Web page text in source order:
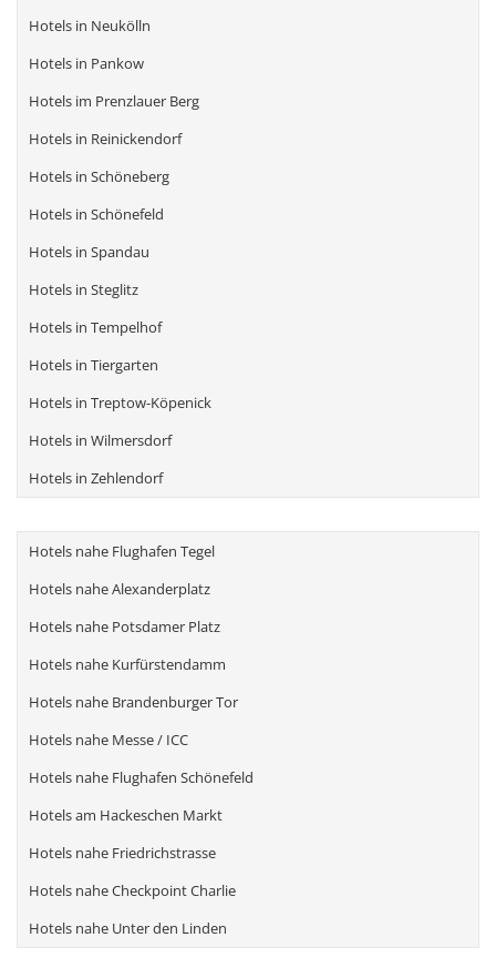
Hotels in Neukölln
Hotels in Pankow
Hotels im Prenzlauer Berg
Hotels in Reinickendorf
Hotels in Schöneberg
Hotels in Schönefeld
Hotels in Spandau
Hotels in Steglitz
Hotels in Tempelhof
Hotels in Tiergarten
Hotels in Treptow-Köpenick
Hotels in Wilmersdorf
Hotels in Zehlendorf
Hotels nahe Flughafen Tegel
Hotels nahe Alexanderplatz
Hotels nahe Potsdamer Platz
Hotels nahe Kurfürstendamm
Hotels nahe Brandenburger Tor
Hotels nahe Messe / ICC
Hotels nahe Flughafen Schönefeld
Hotels am Hackeschen Markt
Hotels nahe Friedrichstrasse
Hotels nahe Checkpoint Charlie
Hotels nahe Unter den Linden